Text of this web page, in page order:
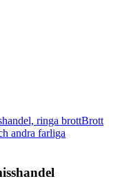
ringa brottBrott
andra farliga